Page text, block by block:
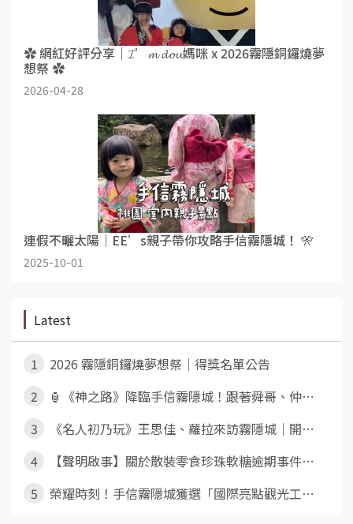
✿ 網紅好評分享｜𝓘’𝓶 𝓭𝓸𝓾媽咪 x 2026霧隱銅鑼燒夢
想祭 ✿
2026-04-28
連假不曬太陽｜EE’s親子帶你攻略手信霧隱城！ 🎌
2025-10-01
Latest
1
2026 霧隱銅鑼燒夢想祭｜得獎名單公告
2
🏮《神之路》降臨手信霧隱城！跟著舜哥、仲⋯
3
《名人初乃玩》王思佳、蘿拉來訪霧隱城｜開⋯
4
【聲明啟事】關於散裝零食珍珠軟糖逾期事件⋯
5
榮耀時刻！手信霧隱城獲選「國際亮點觀光工⋯